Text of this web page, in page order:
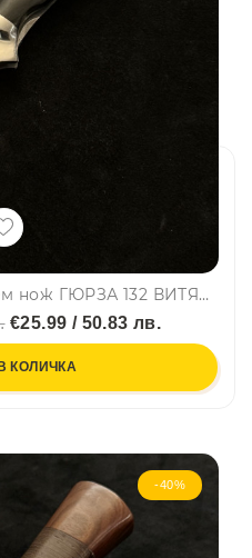
Висок клас руски сгъваем нож ГЮРЗА 132 ВИТЯЗь, калъф за колан
€25.99 / 50.83 лв.
КОЛИЧКА
-40%